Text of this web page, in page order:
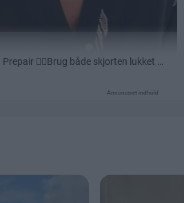
Annonceret indhold